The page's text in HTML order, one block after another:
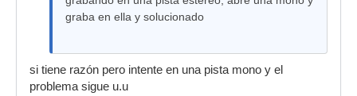
graba en ella y solucionado
si tiene razón pero intente en una pista mono y el
problema sigue u.u